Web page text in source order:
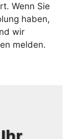
Wenn Sie
haben,
wir
melden.